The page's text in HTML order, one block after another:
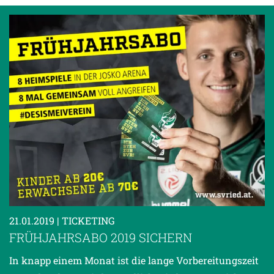
21.01.2019 | TICKETING
FRÜHJAHRSABO 2019 SICHERN
In knapp einem Monat ist die lange Vorbereitungszeit